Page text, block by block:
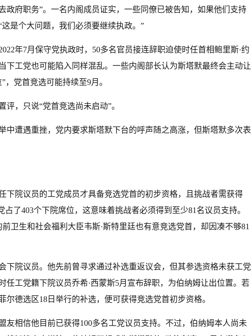
政府职务”。一名内阁成员证实，一些同僚已被告知，如果他们支持
是个大问题，我们必须要继续执政。”
年7月保守党执政时，50多名官员接连辞职迫使时任首相鲍里斯·约
下工党也可能陷入同样混乱。一些内阁部长认为斯塔默最终会主动让
，党首竞选可能持续至9月。
评，只说“党首竞选尚未启动”。
中遭遇重挫，党内要求斯塔默下台的呼声随之高涨，但斯塔默多次表
下院议员的工党成员才具备竞选党首的初步资格，且挑战者需获得
占了403个下院席位，这意味着挑战者必须得到至少81名议员支持。
卫生和社会福利大臣韦斯·斯特里廷也有意竞选党首，却因凑不够81
下院议员。他先前曾寻求通过补选重返议会，但其参选资格未获工党
任工党籍下院议员乔希·西蒙斯5月宣布辞职，为伯纳姆让出位置。若
尔德选区18日举行的补选，便可获得竞选党首初步资格。
友相信他目前已获得100多名工党议员支持。不过，伯纳姆本人尚未